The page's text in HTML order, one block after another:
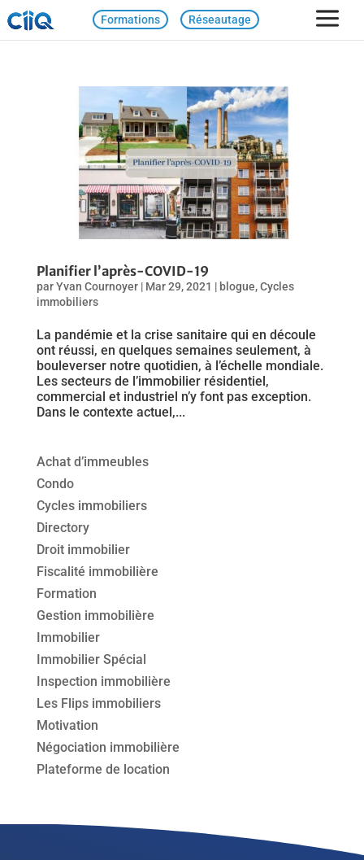
Formations Réseautage
Planifier l’après-COVID-19
parYvan Cournoyer| Mar 29, 2021 | blogue,Cycles
immobiliers
La pandémie et la crise sanitaire qui en découle
ont réussi, en quelques semaines seulement, à
bouleverser notre quotidien, à l’échelle mondiale.
Les secteurs de l’immobilier résidentiel,
commercial et industriel n’y font pas exception.
Dans le contexte actuel,...
Achat d’immeubles
Condo
Cycles immobiliers
Directory
Droit immobilier
Fiscalité immobilière
Formation
Gestion immobilière
Immobilier
Immobilier Spécial
Inspection immobilière
Les Flips immobiliers
Motivation
Négociation immobilière
Plateforme de location